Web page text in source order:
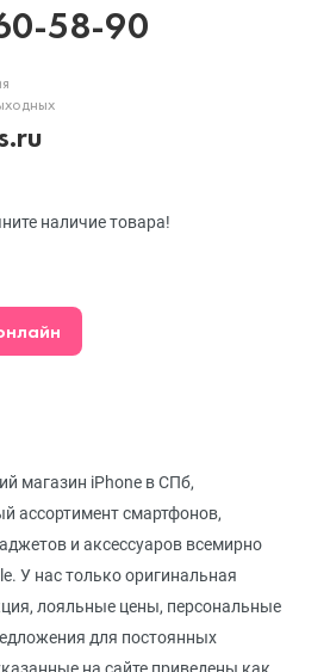
магазин iPhone в СПб,
ассортимент смартфонов,
и аксессуаров всемирно
У нас только оригинальная
лояльные цены, персональные
для постоянных
58-90
наличие товара!